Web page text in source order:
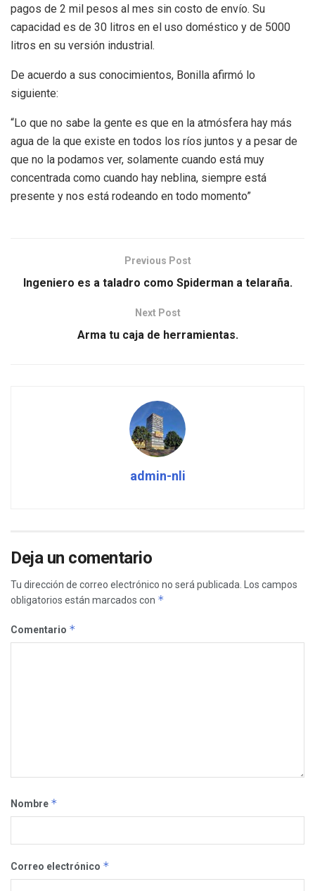
pagos de 2 mil pesos al mes sin costo de envío. Su
capacidad es de 30 litros en el uso doméstico y de 5000
litros en su versión industrial.
De acuerdo a sus conocimientos, Bonilla afirmó lo
siguiente:
“Lo que no sabe la gente es que en la atmósfera hay más
agua de la que existe en todos los ríos juntos y a pesar de
que no la podamos ver, solamente cuando está muy
concentrada como cuando hay neblina, siempre está
presente y nos está rodeando en todo momento”
Previous Post
Ingeniero es a taladro como Spiderman a telaraña.
Next Post
Arma tu caja de herramientas.
admin-nli
Deja un comentario
Tu dirección de correo electrónico no será publicada.
Los campos
obligatorios están marcados con *
Comentario *
Nombre *
Correo electrónico *